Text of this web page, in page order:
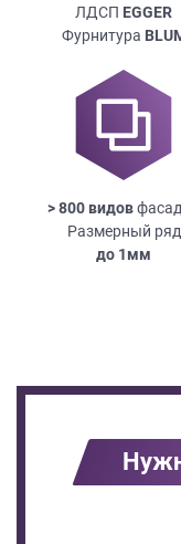
ЛДСП EGGER
Фурнитура
> 800 видов
Размерный ряд
до 1мм